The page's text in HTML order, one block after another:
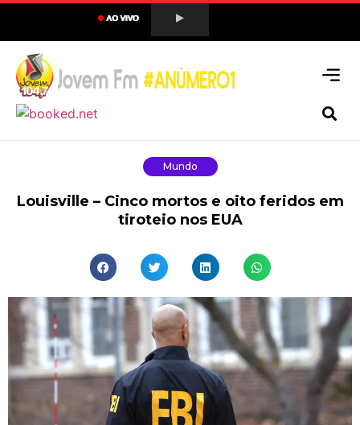
Mundo
Louisville – Cinco mortos e oito feridos em
tiroteio nos EUA